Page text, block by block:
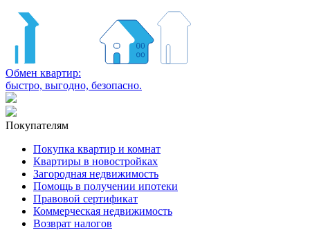
Обмен квартир:
быстро, выгодно, безопасно.
Покупателям
Покупка квартир и комнат
Квартиры в новостройках
Загородная недвижимость
Помощь в получении ипотеки
Правовой сертификат
Коммерческая недвижимость
Возврат налогов